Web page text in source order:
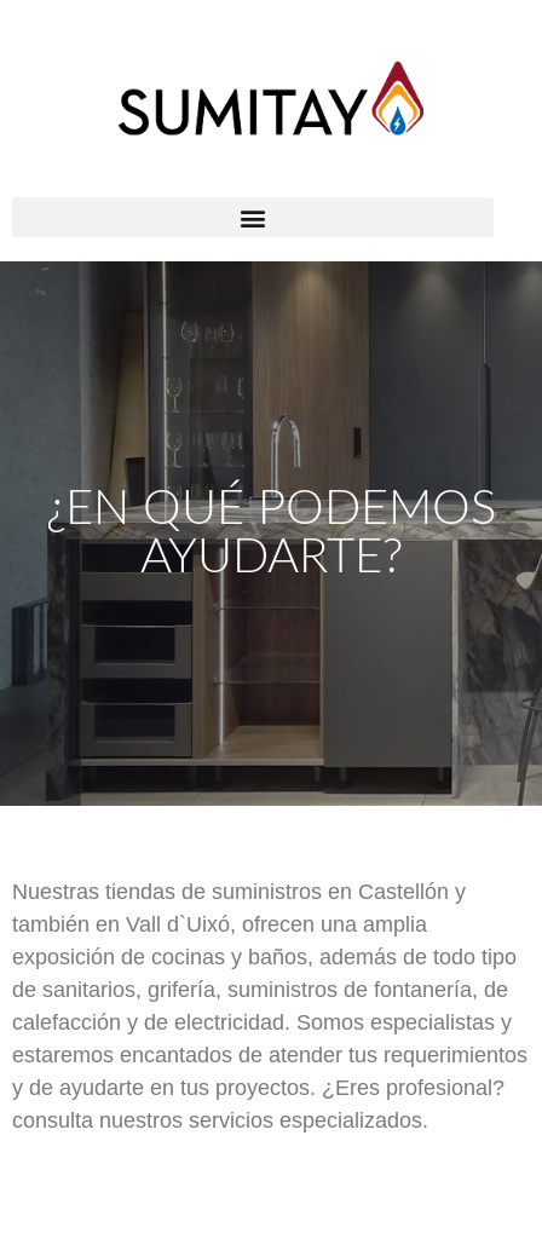
¿EN QUÉ PODEMOS
AYUDARTE?
Nuestras tiendas de suministros en Castellón y
también en Vall d`Uixó, ofrecen una amplia
exposición de cocinas y baños, además de todo tipo
de sanitarios, grifería, suministros de fontanería, de
calefacción y de electricidad. Somos especialistas y
estaremos encantados de atender tus requerimientos
y de ayudarte en tus proyectos. ¿Eres profesional?
consulta nuestros servicios especializados.